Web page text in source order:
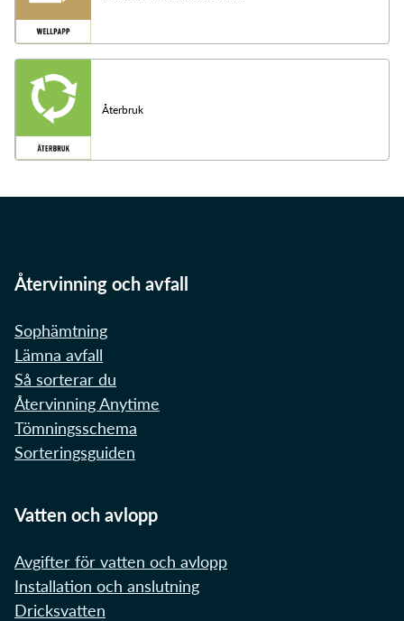
Återbruk
Återvinning och avfall
Sophämtning
Lämna avfall
Så sorterar du
Återvinning Anytime
Tömningsschema
Sorteringsguiden
Vatten och avlopp
Avgifter för vatten och avlopp
Installation och anslutning
Dricksvatten